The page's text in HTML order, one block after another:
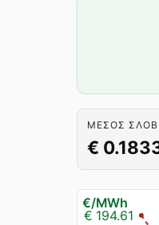
ΜΈΣΟΣ
€
€ 194.61
€/MWh